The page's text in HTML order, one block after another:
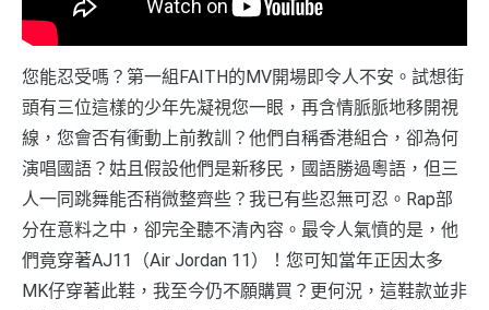
您能忍受嗎？第一組FAITH的MV開場即令人不安。試想街
頭有三位這樣的少年先凝視您一眼，再含情脈脈地移開視
線，您會否有衝動上前教訓？他們自稱香港組合，卻為何
演唱國語？姑且假設他們是新移民，國語勝過粵語，但三
人一同跳舞能否稍微整齊些？我已有些忍無可忍。Rap部
分在意料之中，卻完全聽不清內容。最令人氣憤的是，他
們竟穿著AJ11（Air Jordan 11）！您可知當年正因太多
MK仔穿著此鞋，我至今仍不願購買？更何況，這鞋款並非